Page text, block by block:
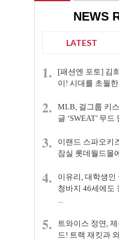
NEWS
LATEST
1.
[패션엔 포토] 김
이! 시대를 초월
2.
MLB, 걸그룹 키
글 ‘SWEAT’ 무
3.
이랜드 스파오키
잠실 롯데월드몰
4.
이유리, 대학생인
청바지 46세에도
...
5.
트와이스 정연,
드! 트랙 재킷과